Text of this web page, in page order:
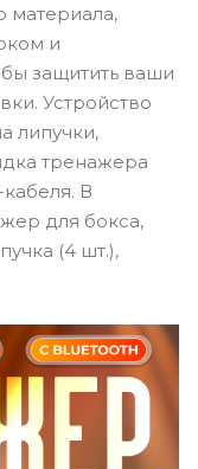
материала,
и
защитить ваши
Устройство
липучки,
тренажера
В
для бокса,
(4 шт.),